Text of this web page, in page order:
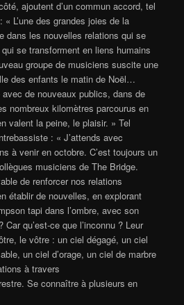
ajoutent d’un commun accord, tel
L’une des grandes joies de la
dans les nouvelles relations qui se
se transforment en liens humains
groupe de musiciens suscite une
des enfants le matin de Noël…
de nouveaux publics, dans de
nombreux kilomètres parcourus en
valent la peine, le plaisir. » Tel
: « J’attends avec
à venir en octobre. C’est toujours un
musiciens de The Bridge.
de renforcer nos relations
établir de nouvelles, en explorant
tapi dans l’ombre, avec son
qu’est-ce que l’inconnu ? Leur
le vôtre : un ciel dégagé, un ciel
un ciel d’orage, un ciel de marbre
à travers
Se connaître à plusieurs en